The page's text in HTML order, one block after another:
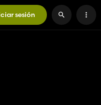
sesión